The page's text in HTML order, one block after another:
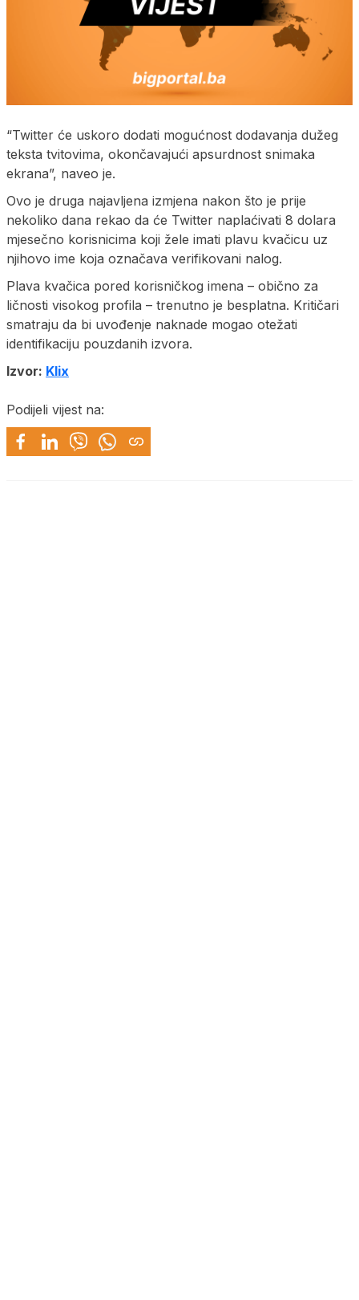
“Twitter će uskoro dodati mogućnost dodavanja dužeg
teksta tvitovima, okončavajući apsurdnost snimaka
ekrana”, naveo je.
Ovo je druga najavljena izmjena nakon što je prije
nekoliko dana rekao da će Twitter naplaćivati ​​8 dolara
mjesečno korisnicima koji žele imati plavu kvačicu uz
njihovo ime koja označava verifikovani nalog.
Plava kvačica pored korisničkog imena – obično za
ličnosti visokog profila – trenutno je besplatna. Kritičari
smatraju da bi uvođenje naknade mogao otežati
identifikaciju pouzdanih izvora.
Izvor: Klix
Podijeli vijest na: